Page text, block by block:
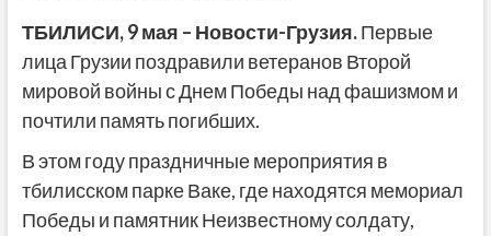
ТБИЛИСИ, 9 мая – Новости-Грузия.Первые
лица Грузии поздравили ветеранов Второй
мировой войны с Днем Победы над фашизмом и
почтили память погибших.
В этом году праздничные мероприятия в
тбилисском парке Ваке, где находятся мемориал
Победы и памятник Неизвестному солдату,